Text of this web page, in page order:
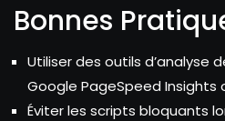
Bonnes
Utiliser des outils d’analyse
Google PageSpeed Insights
Éviter les scripts bloquants